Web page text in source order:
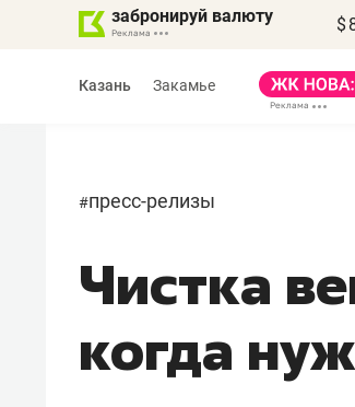
забронируй валюту $
Казань Закамье
#пресс-релизы
Чистка
когда«Не зная
правил,